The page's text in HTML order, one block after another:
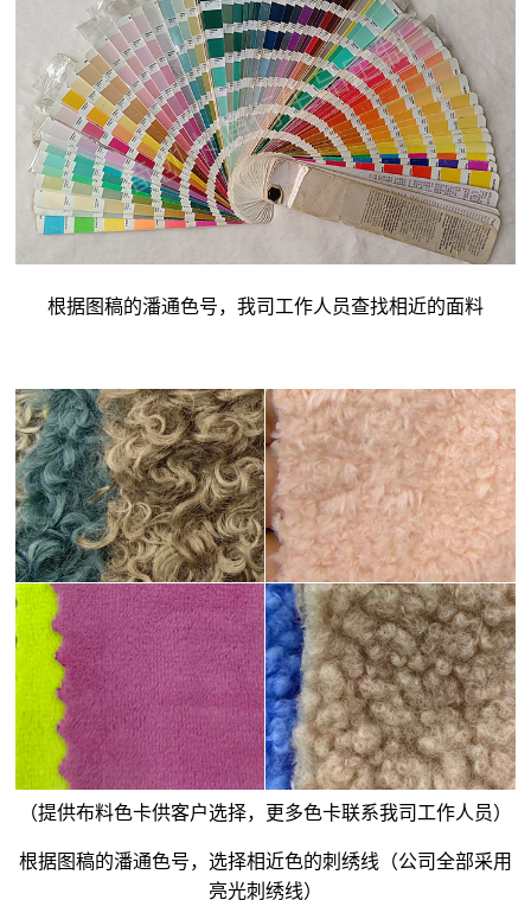
根据图稿的潘通色号，我司工作人员查找相近的面料
（提供布料色卡供客户选择，更多色卡联系我司工作人员）
根据图稿的潘通色号，选择相近色的刺绣线（公司全部采用
亮光刺绣线）